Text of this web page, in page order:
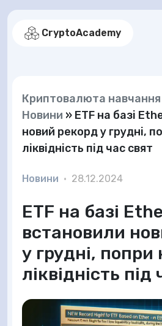
CryptoAcademy
Криптовалюта
Новини » ETF на базі
новий рекорд у грудні,
ліквідність під час свят
Новини • 28.12.2024
ETF на базі
встановили
у грудні, попри
ліквідність під